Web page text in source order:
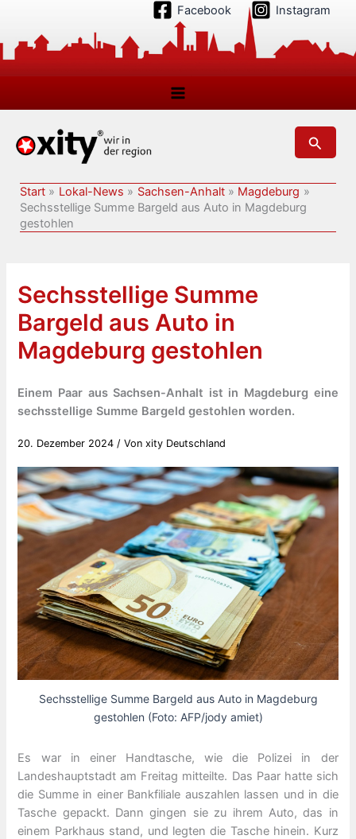
springen
Facebook Instagram
Suchen
Start Lokal-News Sachsen-Anhalt
Magdeburg
Sechsstellige Summe Bargeld aus Auto in Magdeburg
gestohlen
Sechsstellige Summe
Bargeld aus Auto in
Magdeburg gestohlen
Einem Paar aus Sachsen-Anhalt ist in Magdeburg eine
sechsstellige Summe Bargeld gestohlen worden.
20. Dezember 2024 / Vonxity Deutschland
Sechsstellige Summe Bargeld aus Auto in Magdeburg
gestohlen (Foto: AFP/jody amiet)
Es war in einer Handtasche, wie die Polizei in der
Landeshauptstadt am Freitag mitteilte. Das Paar hatte sich
die Summe in einer Bankfiliale auszahlen lassen und in die
Tasche gepackt. Dann gingen sie zu ihrem Auto, das in
einem Parkhaus stand, und legten die Tasche hinein. Kurz